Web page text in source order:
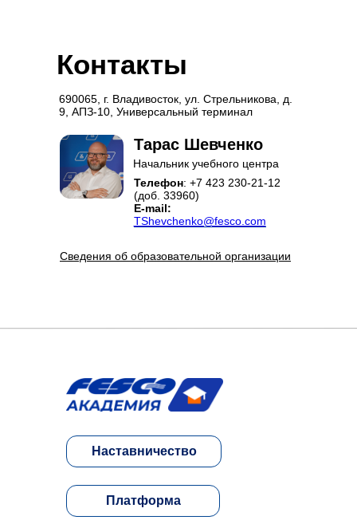
Начальник учебного центра
Тарас Шевченко
Телефон: +7 423 230-21-12
(доб. 33960)
E-mail:
TShevchenko@fesco.com
Контакты
690065, г. Владивосток, ул. Стрельникова, д.
9, АПЗ-10, Универсальный терминал
Сведения об образовательной организации
Наставничество
Платформа